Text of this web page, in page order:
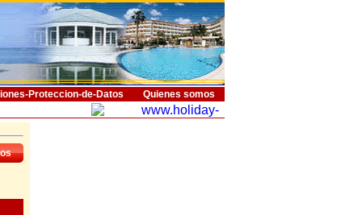
Proteccion-de-Datos Quienes somos